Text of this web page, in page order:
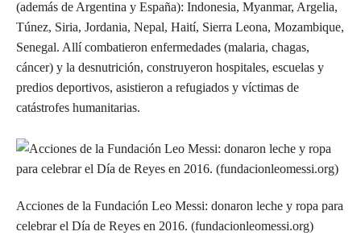
(además de Argentina y España): Indonesia, Myanmar, Argelia,
Túnez, Siria, Jordania, Nepal, Haití, Sierra Leona, Mozambique,
Senegal. Allí combatieron enfermedades (malaria, chagas,
cáncer) y la desnutrición, construyeron hospitales, escuelas y
predios deportivos, asistieron a refugiados y víctimas de
catástrofes humanitarias.
Acciones de la Fundación Leo Messi: donaron leche y ropa para
celebrar el Día de Reyes en 2016. (fundacionleomessi.org)